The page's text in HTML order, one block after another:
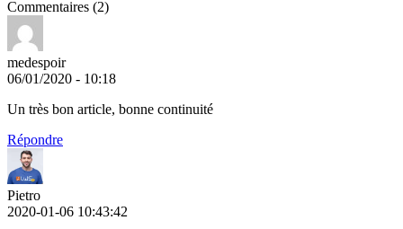
Commentaires (2)
medespoir
06/01/2020 - 10:18
Un très bon article, bonne continuité
Répondre
Pietro
2020-01-06 10:43:42